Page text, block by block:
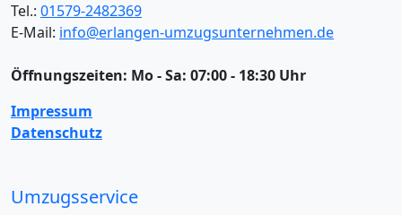
Tel.: 01579-2482369
E-Mail: info@erlangen-umzugsunternehmen.de
Öffnungszeiten: Mo - Sa: 07:00 - 18:30 Uhr
Impressum
Datenschutz
Umzugsservice